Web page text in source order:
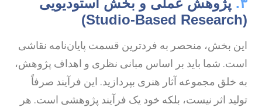
بخش، منحصر به فردترین قسمت پایان‌نامه نقاشی
شما باید بر اساس مبانی نظری و اهداف پژوهش،
خلق مجموعه آثار هنری بپردازید. این فرآیند صرفاً
اثر نیست، بلکه خود یک فرآیند پژوهشی است. هر